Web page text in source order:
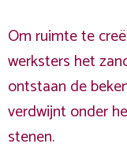
Om ruimte te
werksters het
ontstaan de
verdwijnt onder
stenen.